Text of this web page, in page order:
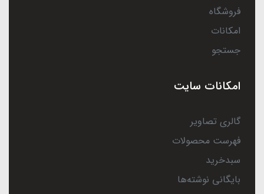
فروشگاه
امکانات
جستجو
امکانات سایت
گالری تصاویر
فهرست محصولات
سبدخرید
بایگانی نوشته‌ها